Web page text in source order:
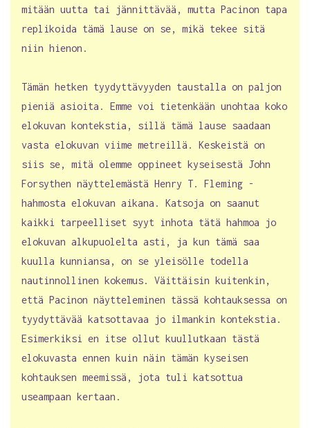
mitään uutta tai jännittävää, mutta Pacinon tapa
replikoida tämä lause on se, mikä tekee sitä
niin hienon.
Tämän hetken tyydyttävyyden taustalla on paljon
pieniä asioita. Emme voi tietenkään unohtaa koko
elokuvan kontekstia, sillä tämä lause saadaan
vasta elokuvan viime metreillä. Keskeistä on
siis se, mitä olemme oppineet kyseisestä John
Forsythen näyttelemästä Henry T. Fleming -
hahmosta elokuvan aikana. Katsoja on saanut
kaikki tarpeelliset syyt inhota tätä hahmoa jo
elokuvan alkupuolelta asti, ja kun tämä saa
kuulla kunniansa, on se yleisölle todella
nautinnollinen kokemus. Väittäisin kuitenkin,
että Pacinon näytteleminen tässä kohtauksessa on
tyydyttävää katsottavaa jo ilmankin kontekstia.
Esimerkiksi en itse ollut kuullutkaan tästä
elokuvasta ennen kuin näin tämän kyseisen
kohtauksen meemissä, jota tuli katsottua
useampaan kertaan.